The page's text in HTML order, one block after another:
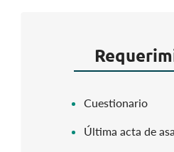
Cuestionario
Última acta de